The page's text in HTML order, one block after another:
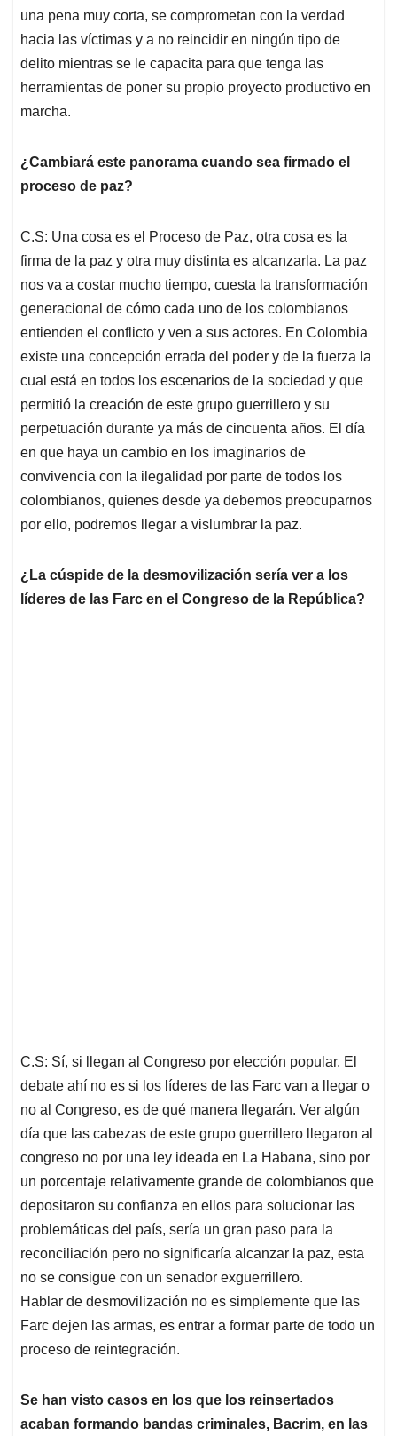
una pena muy corta, se comprometan con la verdad
hacia las víctimas y a no reincidir en ningún tipo de
delito mientras se le capacita para que tenga las
herramientas de poner su propio proyecto productivo en
marcha.
¿Cambiará este panorama cuando sea firmado el
proceso de paz?
C.S: Una cosa es el Proceso de Paz, otra cosa es la
firma de la paz y otra muy distinta es alcanzarla. La paz
nos va a costar mucho tiempo, cuesta la transformación
generacional de cómo cada uno de los colombianos
entienden el conflicto y ven a sus actores. En Colombia
existe una concepción errada del poder y de la fuerza la
cual está en todos los escenarios de la sociedad y que
permitió la creación de este grupo guerrillero y su
perpetuación durante ya más de cincuenta años. El día
en que haya un cambio en los imaginarios de
convivencia con la ilegalidad por parte de todos los
colombianos, quienes desde ya debemos preocuparnos
por ello, podremos llegar a vislumbrar la paz.
¿La cúspide de la desmovilización sería ver a los
líderes de las Farc en el Congreso de la República?
C.S: Sí, si llegan al Congreso por elección popular. El
debate ahí no es si los líderes de las Farc van a llegar o
no al Congreso, es de qué manera llegarán. Ver algún
día que las cabezas de este grupo guerrillero llegaron al
congreso no por una ley ideada en La Habana, sino por
un porcentaje relativamente grande de colombianos que
depositaron su confianza en ellos para solucionar las
problemáticas del país, sería un gran paso para la
reconciliación pero no significaría alcanzar la paz, esta
no se consigue con un senador exguerrillero.
Hablar de desmovilización no es simplemente que las
Farc dejen las armas, es entrar a formar parte de todo un
proceso de reintegración.
Se han visto casos en los que los reinsertados
acaban formando bandas criminales, Bacrim, en las